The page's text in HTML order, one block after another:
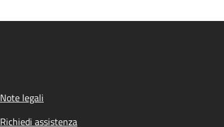
Note legali
Richiedi assistenza